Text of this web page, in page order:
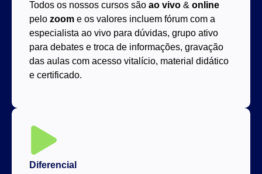
Todos os nossos cursos são ao vivo & online
pelo zoom e os valores incluem fórum com a
especialista ao vivo para dúvidas, grupo ativo
para debates e troca de informações, gravação
das aulas com acesso vitalício, material didático
e certificado.
Diferencial